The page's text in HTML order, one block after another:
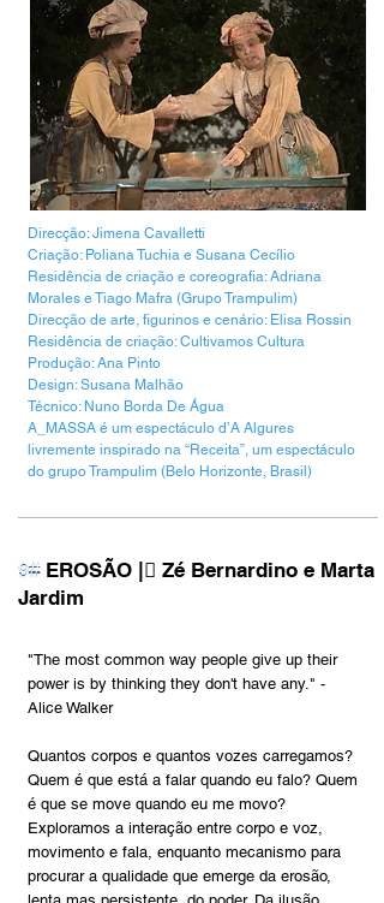
Direcção: Jimena Cavalletti
Criação: Poliana Tuchia e Susana Cecílio
Residência de criação e coreografia: Adriana
Morales e Tiago Mafra (Grupo Trampulim)
Direcção de arte, figurinos e cenário: Elisa Rossin
Residência de criação: Cultivamos Cultura
Produção: Ana Pinto
Design: Susana Malhão
Técnico: Nuno Borda De Água
A_MASSA é um espectáculo d’A Algures
livremente inspirado na “Receita”, um espectáculo
do grupo Trampulim (Belo Horizonte, Brasil)
9#EROSÃO |︎︎︎ Zé Bernardino e Marta
Jardim
"The most common way people give up their
power is by thinking they don't have any." -
Alice Walker
Quantos corpos e quantos vozes carregamos?
Quem é que está a falar quando eu falo? Quem
é que se move quando eu me movo?
Exploramos a interação entre corpo e voz,
movimento e fala, enquanto mecanismo para
procurar a qualidade que emerge da erosão,